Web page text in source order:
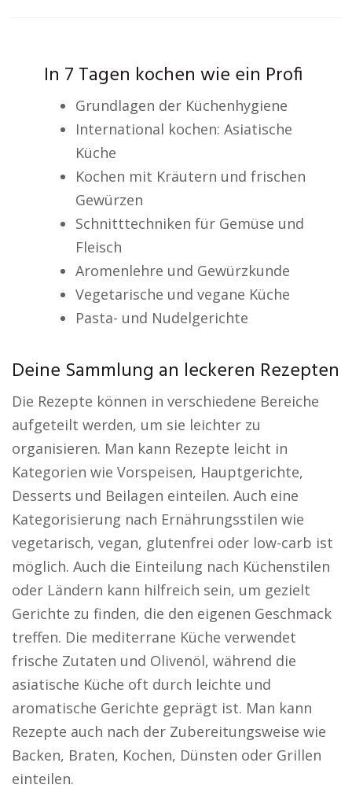
In 7 Tagen kochen wie ein Profi
Grundlagen der Küchenhygiene
International kochen: Asiatische
Küche
Kochen mit Kräutern und frischen
Gewürzen
Schnitttechniken für Gemüse und
Fleisch
Aromenlehre und Gewürzkunde
Vegetarische und vegane Küche
Pasta- und Nudelgerichte
Deine Sammlung an leckeren Rezepten
Die Rezepte können in verschiedene Bereiche
aufgeteilt werden, um sie leichter zu
organisieren. Man kann Rezepte leicht in
Kategorien wie Vorspeisen, Hauptgerichte,
Desserts und Beilagen einteilen. Auch eine
Kategorisierung nach Ernährungsstilen wie
vegetarisch, vegan, glutenfrei oder low-carb ist
möglich. Auch die Einteilung nach Küchenstilen
oder Ländern kann hilfreich sein, um gezielt
Gerichte zu finden, die den eigenen Geschmack
treffen. Die mediterrane Küche verwendet
frische Zutaten und Olivenöl, während die
asiatische Küche oft durch leichte und
aromatische Gerichte geprägt ist. Man kann
Rezepte auch nach der Zubereitungsweise wie
Backen, Braten, Kochen, Dünsten oder Grillen
einteilen.